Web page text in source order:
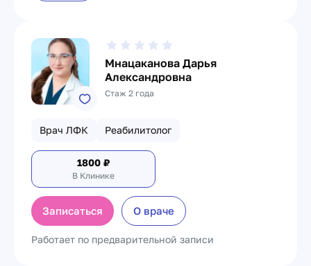
Мнацаканова Дарья
Александровна
Стаж 2 года
Врач ЛФК Реабилитолог
1800 ₽
В Клинике
Записаться О враче
Работает по предварительной записи